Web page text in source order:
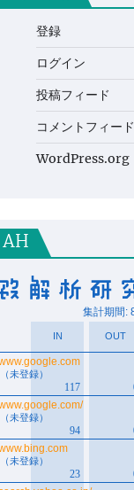
登録
ログイン
投稿フィード
コメントフィード
WordPress.org
AH